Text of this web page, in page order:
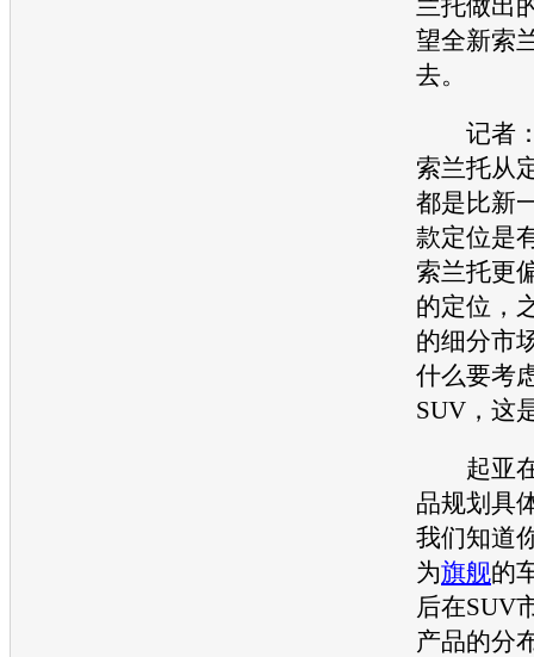
望全新索
去。
记者：
索兰托从
都是比新
款定位是
索兰托更
的定位，
的细分市
什么要考
SUV ，这
起亚
品规划具
我们知道
为旗舰的
后在SUV
产品的分